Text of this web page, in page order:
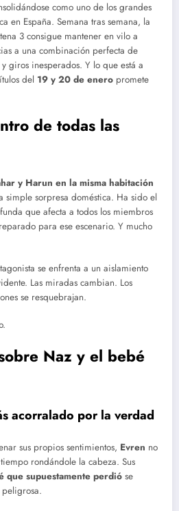
como uno de los grandes
en España. Semana tras semana, la
3 consigue mantener en vilo a
a una combinación perfecta de
giros inesperados. Y lo que está a
del 19 y 20 de enero promete
de todas las
y Harun en la misma habitación
simple sorpresa doméstica. Ha sido el
que afecta a todos los miembros
para ese escenario. Y mucho
se enfrenta a un aislamiento
Las miradas cambian. Los
se resquebrajan.
Naz y el bebé
acorralado por la verdad
sus propios sentimientos, Evren no
rondándole la cabeza. Sus
que supuestamente perdió se